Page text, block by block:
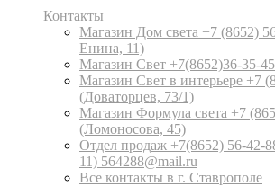
Контакты
Магазин Дом света +7 (8652)
Енина, 11)
Магазин Свет +7(8652)36-35-45
Магазин Свет в интерьере +7
(Доваторцев, 73/1)
Магазин Формула света +7
(Ломоносова, 45)
Отдел продаж +7(8652) 56-42-
11) 564288@mail.ru
Все контакты в г. Ставрополе